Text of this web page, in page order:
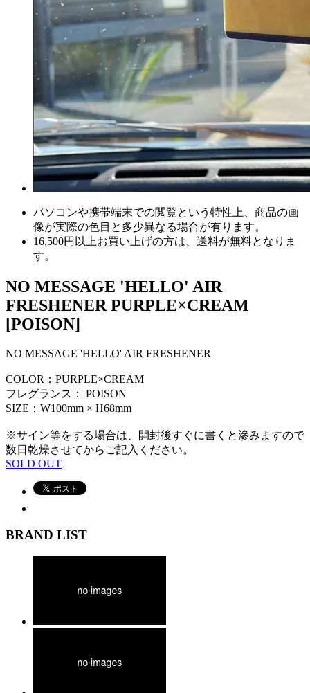
パソコンや携帯端末での閲覧という特性上、商品の画
像が実際の色目と多少異なる場合が有ります。
16,500円以上お買い上げの方は、 送料が無料となりま
す。
NO MESSAGE 'HELLO' AIR
FRESHENER PURPLE×CREAM
[POISON]
NO MESSAGE 'HELLO' AIR FRESHENER
COLOR：PURPLE×CREAM
フレグランス： POISON
SIZE：W100mm × H68mm
※サイン等をする場合は、開封後すぐに書くと滲みますので
数日乾燥させてからご記入ください。
SOLD OUT
BRAND LIST